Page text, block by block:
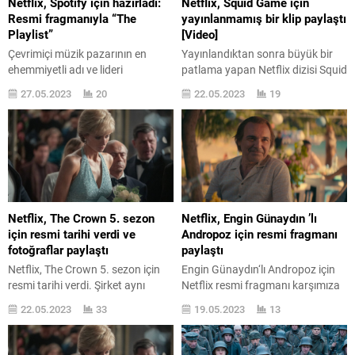
belirlenmesi...
Resmi fragmanıyla “The
Playlist”
Çevrimiçi müzik pazarının en
ehemmiyetli adı ve lideri
geliyor. The Playlist için resmi
fragman yayınlandı. Müzik
sektörünü hakikat anlamda
değiştiren Spotify, Netflix ’in “The
Playlist” adlı yeni içeriğinin
merkezinde yer alıyor. Yeni
yayınlanan resmi fragmanını
yukarıyada izleyebileceğiniz dizi
için Netflix Türkiye şunu aktarıyor:
“Daniel Ek...
27.05.2023 20
yayınlanmamış bir klip paylaştı
[Video]
Yayınlandıktan sonra büyük bir
patlama yapan Netflix dizisi Squid
paylaşımı yapıldı. Squid Game,
Netflix ’in en çok izlenen ve ses
getiren içerikleri arasında yer
alıyor. Hwang Dong-hyuk‘un
bütün 12 senelik bilave edişinin
ardından yayına giren dizinin,
kesin olarak ikinci sezonu da
yayınlanacak. Henüz ikinci...
22.05.2023 19
Netflix, The Crown 5. sezon
için resmi tarihi verdi ve
fotoğraflar paylaştı
Netflix, The Crown 5. sezon için
resmi tarihi verdi. Şirket aynı
zamanda yeni sezondan resimler
de paylaştı. Netflix tarafından
yapılan bültene göre The Crown
5. sezon 9 Kasım tarihinde
22.05.2023 33
Netflix, Engin Günaydın ’lı
Andropoz için resmi fragmanı
paylaştı
Engin Günaydın‘lı Andropoz için
Netflix resmi fragmanı karşımıza
çıkardı. Garip bir içerik daha yolda
bulunuyor. Marmaris ’te ailesi ile
ağırbaşlı bir hayat süren
tuhafiyeci Yusuf ’un orta yaş
19.05.2023 13